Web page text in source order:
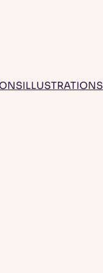
ILLUSTRATIONS